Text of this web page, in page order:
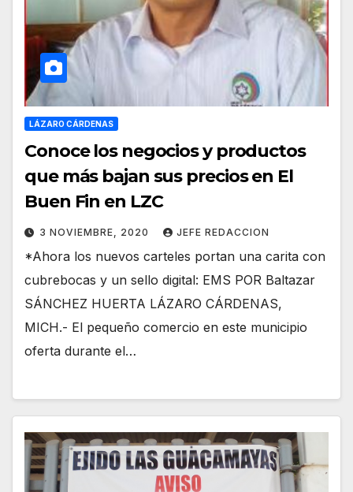
LÁZARO CÁRDENAS
Conoce los negocios y productos
que más bajan sus precios en El
Buen Fin en LZC
3 NOVIEMBRE, 2020 JEFE REDACCION
*Ahora los nuevos carteles portan una carita con
cubrebocas y un sello digital: EMS POR Baltazar
SÁNCHEZ HUERTA LÁZARO CÁRDENAS,
MICH.- El pequeño comercio en este municipio
oferta durante el…